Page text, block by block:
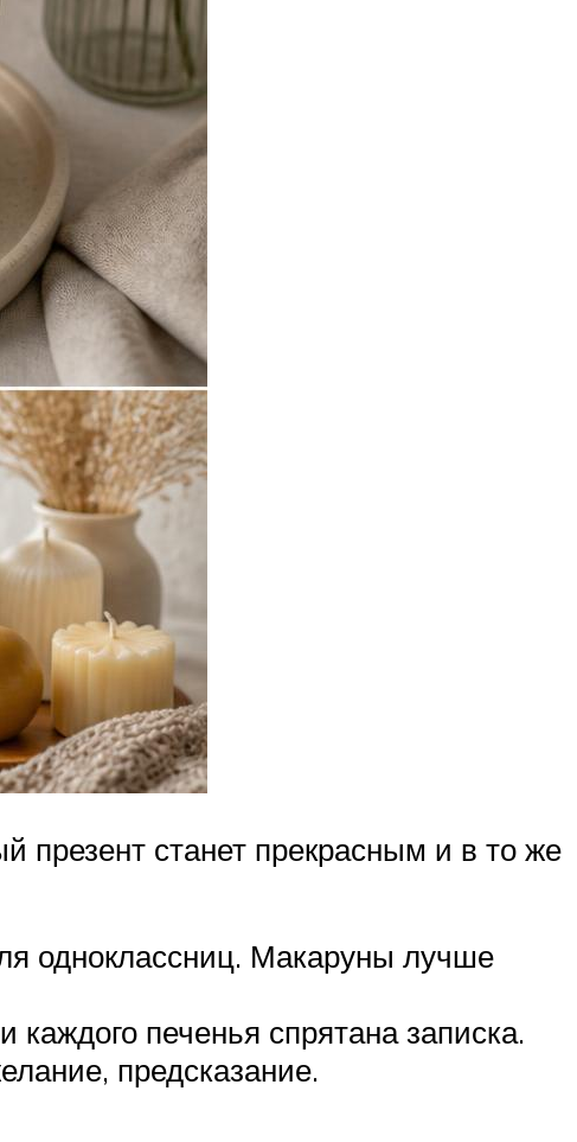
презент станет прекрасным и в то же
одноклассниц. Макаруны лучше
печенья спрятана записка.
предсказание.